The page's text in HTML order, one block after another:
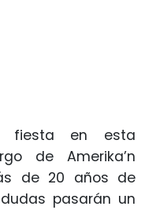
fiesta en esta
de Amerika’n
de 20 años de
pasarán un